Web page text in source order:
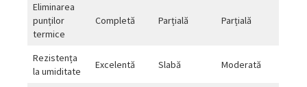
Eliminarea
punților
termice
Completă Parțială Parțială
Rezistența
la umiditate
Excelentă Slabă Moderată